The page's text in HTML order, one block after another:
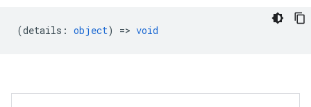
(details : object) => void